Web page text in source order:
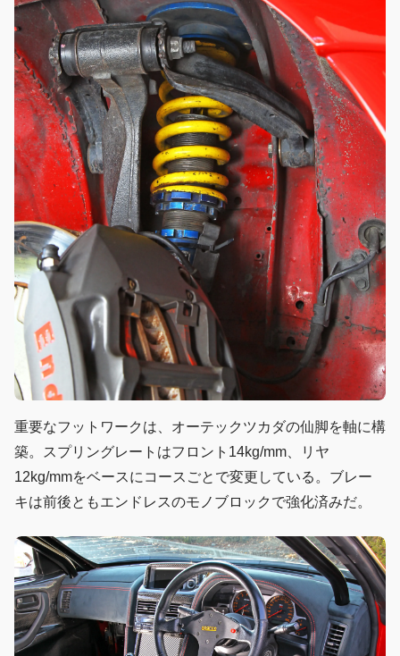
重要なフットワークは、オーテックツカダの仙脚を軸に構
築。スプリングレートはフロント14kg/mm、リヤ
12kg/mmをベースにコースごとで変更している。ブレー
キは前後ともエンドレスのモノブロックで強化済みだ。